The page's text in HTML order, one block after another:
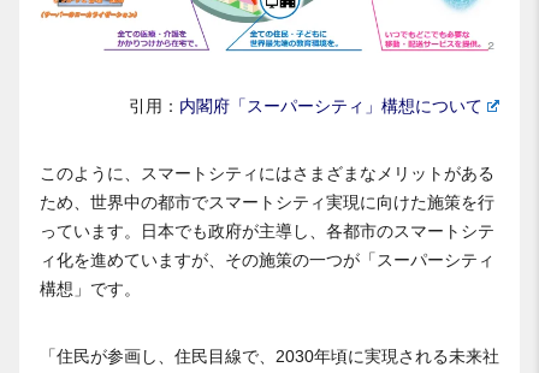
引用： 内閣府「スーパーシティ」構想について
このように、スマートシティにはさまざまなメリットがある
ため、世界中の都市でスマートシティ実現に向けた施策を行
っています。日本でも政府が主導し、各都市のスマートシテ
ィ化を進めていますが、その施策の一つが「スーパーシティ
構想」です。
「住⺠が参画し、住⺠⽬線で、2030年頃に実現される未来社